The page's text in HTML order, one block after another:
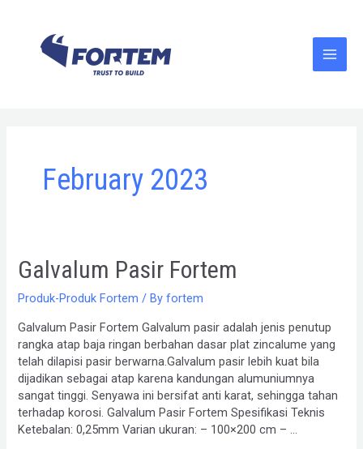
February 2023
Galvalum Pasir Fortem
Produk-Produk Fortem / Byfortem
Galvalum Pasir Fortem Galvalum pasir adalah jenis penutup
rangka atap baja ringan berbahan dasar plat zincalume yang
telah dilapisi pasir berwarna.Galvalum pasir lebih kuat bila
dijadikan sebagai atap karena kandungan alumuniumnya
sangat tinggi. Senyawa ini bersifat anti karat, sehingga tahan
terhadap korosi. Galvalum Pasir Fortem Spesifikasi Teknis
Ketebalan: 0,25mm Varian ukuran: – 100×200 cm – …
Galvalum
Pasir
Fortem